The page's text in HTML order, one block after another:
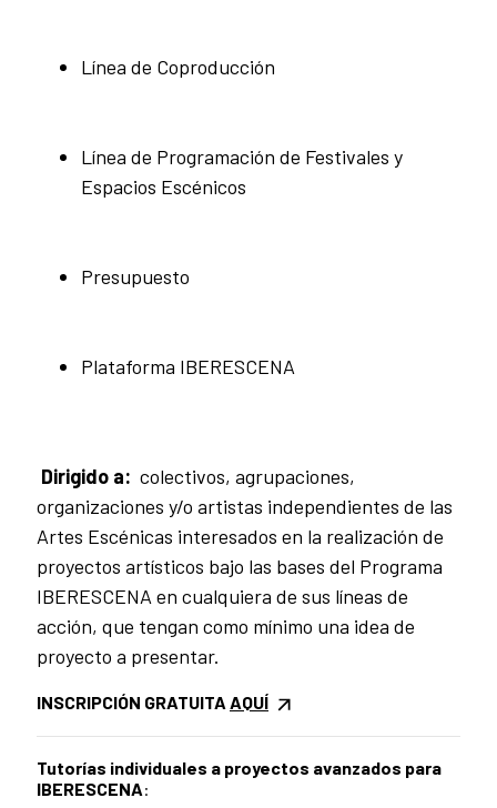
Línea de Coproducción
Línea de Programación de Festivales y
Espacios Escénicos
Presupuesto
Plataforma IBERESCENA
Dirigido a: colectivos, agrupaciones,
organizaciones y/o artistas independientes de las
Artes Escénicas interesados en la realización de
proyectos artísticos bajo las bases del Programa
IBERESCENA en cualquiera de sus líneas de
acción, que tengan como mínimo una idea de
proyecto a presentar.
INSCRIPCIÓN GRATUITA AQUÍ
Tutorías individuales a proyectos avanzados para
IBERESCENA: